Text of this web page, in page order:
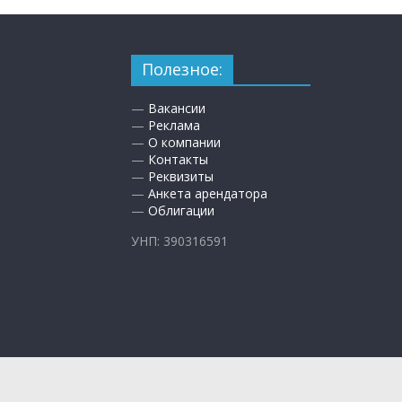
Полезное:
— Вакансии
— Реклама
— О компании
— Контакты
— Реквизиты
— Анкета арендатора
— Облигации
УНП: 390316591